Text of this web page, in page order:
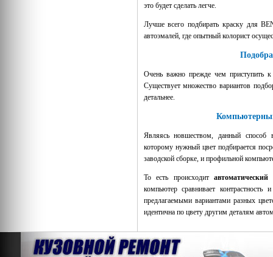
это будет сделать легче.
Лучше всего подбирать краску для
автоэмалей, где опытный колорист
Очень важно прежде чем приступить
Существует множество вариантов
детальнее.
Являясь новшеством, данный способ
которому нужный цвет подбирается
заводской сборке, и профильной
То есть происходит
компьютер сравнивает
предлагаемыми вариантами разных
идентична по цвету другим деталям